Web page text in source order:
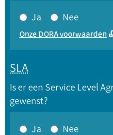
Ja Nee
Onze DORA voorwaarden
SLA
Is er een Service Level
gewenst?
Ja Nee